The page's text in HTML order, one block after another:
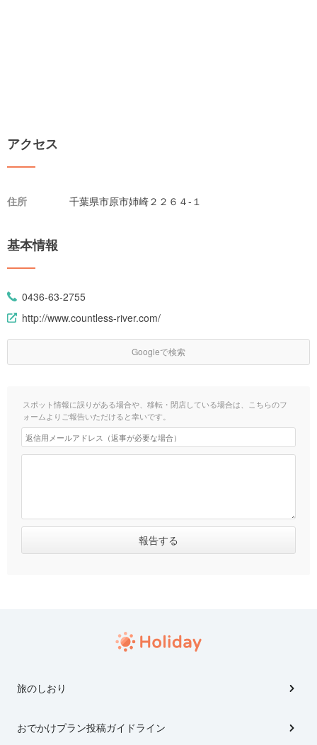
アクセス
住所 千葉県市原市姉崎２２６４-１
基本情報
0436-63-2755
http://www.countless-river.com/
Googleで検索
スポット情報に誤りがある場合や、移転・閉店している場合は、こちらのフ
ォームよりご報告いただけると幸いです。
旅のしおり
おでかけプラン投稿ガイドライン